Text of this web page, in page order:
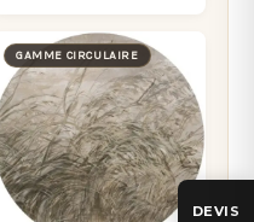
GAMME CIRCULAIRE
DEVIS